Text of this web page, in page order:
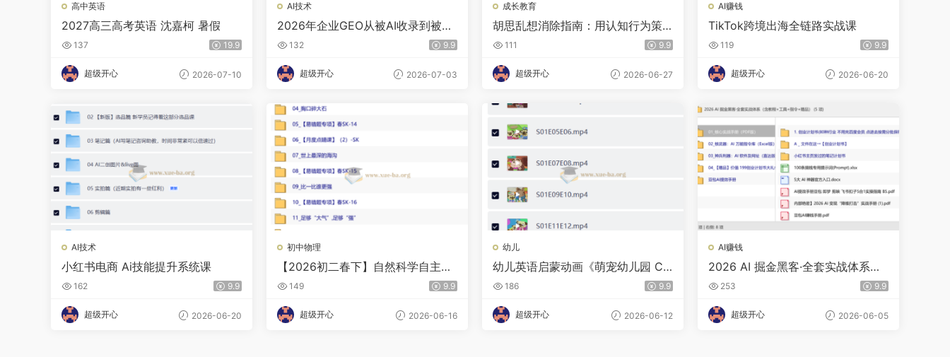
高中英语
2027高三高考英语 沈嘉柯 暑假
137 19.9
超级开心 2026-07-10
AI技术
2026年企业GEO从被AI收录到被AI
推荐
132 9.9
超级开心 2026-07-03
成长教育
胡思乱想消除指南：用认知行为策
略走出情绪困境
111 9.9
超级开心 2026-06-27
AI赚钱
TikTok跨境出海全链路实战课
119 9.9
超级开心 2026-06-20
AI技术
小红书电商 Ai技能提升系统课
162 9.9
超级开心 2026-06-20
初中物理
【2026初二春下】自然科学自主学
习·SK-付雷
149 9.9
超级开心 2026-06-16
幼儿
幼儿英语启蒙动画《萌宠幼儿园 Chi
p And Potato (1-3季) 》
186 9.9
超级开心 2026-06-12
AI赚钱
2026 AI 掘金黑客·全套实战体系
（含教程+工具+指令+赠品）
253 9.9
超级开心 2026-06-05